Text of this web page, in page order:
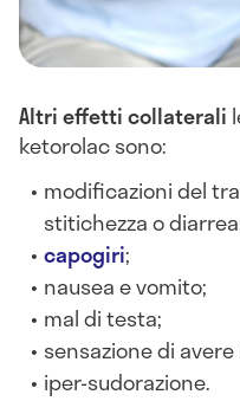
Altri effetti collaterali
ketorolac sono:
modificazioni del
stitichezza o
capogiri;
nausea e vomito;
mal di testa;
sensazione di
iper-sudorazione.